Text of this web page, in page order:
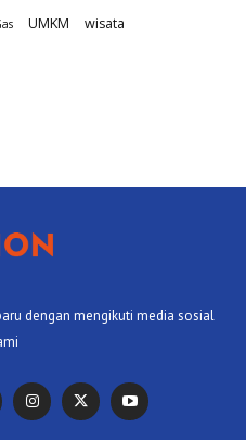
UMKM wisata
dengan mengikuti media sosial